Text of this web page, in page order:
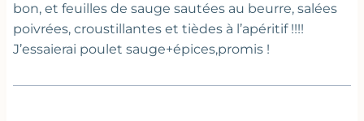
bon, et feuilles de sauge sautées au beurre, salées
poivrées, croustillantes et tièdes à l’apéritif !!!!
J’essaierai poulet sauge+épices,promis !